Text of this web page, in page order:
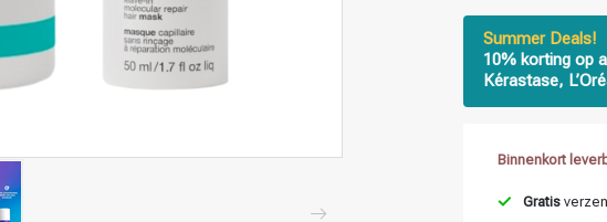
Summer Deals!
10% korting op
Kérastase,
Binnenkort
Gratis